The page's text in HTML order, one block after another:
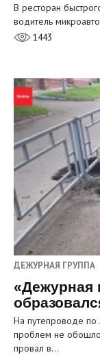
В ресторан
водитель
1443
ДЕЖУРНАЯ ГРУППА
«Дежурная
На путепроводе по
проблем не
провал в…